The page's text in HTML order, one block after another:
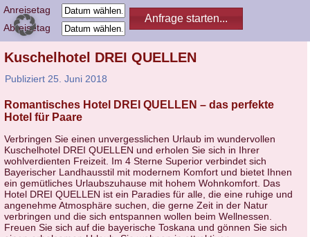
Anreisetag
Abreisetag
Kuschelhotel DREI QUELLEN
Publiziert 25. Juni 2018
Romantisches Hotel DREI QUELLEN – das perfekte
Hotel für Paare
Verbringen Sie einen unvergesslichen Urlaub im wundervollen
Kuschelhotel DREI QUELLEN und erholen Sie sich in Ihrer
wohlverdienten Freizeit. Im 4 Sterne Superior verbindet sich
Bayerischer Landhausstil mit modernem Komfort und bietet Ihnen
ein gemütliches Urlaubszuhause mit hohem Wohnkomfort. Das
Hotel DREI QUELLEN ist ein Paradies für alle, die eine ruhige und
angenehme Atmosphäre suchen, die gerne Zeit in der Natur
verbringen und die sich entspannen wollen beim Wellnessen.
Freuen Sie sich auf die bayerische Toskana und gönnen Sie sich